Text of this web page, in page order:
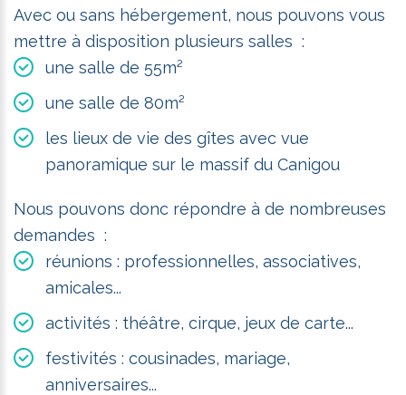
Avec ou sans hébergement, nous pouvons vous
mettre à disposition plusieurs salles :
une salle de 55m²
une salle de 80m²
les lieux de vie des gîtes avec vue
panoramique sur le massif du Canigou
Nous pouvons donc répondre à de nombreuses
demandes :
réunions : professionnelles, associatives,
amicales...
activités : théâtre, cirque, jeux de carte...
festivités : cousinades, mariage,
anniversaires...